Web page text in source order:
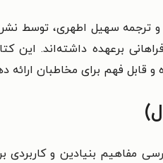
ترجمه سهیل اطهری، توسط
برعهده داشته‌اند.
قابل فهم برای مخاطبان ارائه
مفاهیم بنیادین و کاربردی